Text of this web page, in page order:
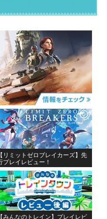
【リミットゼロブレイカーズ】先
プレイレビュー！
【みんなのトレイン】プレイレビ